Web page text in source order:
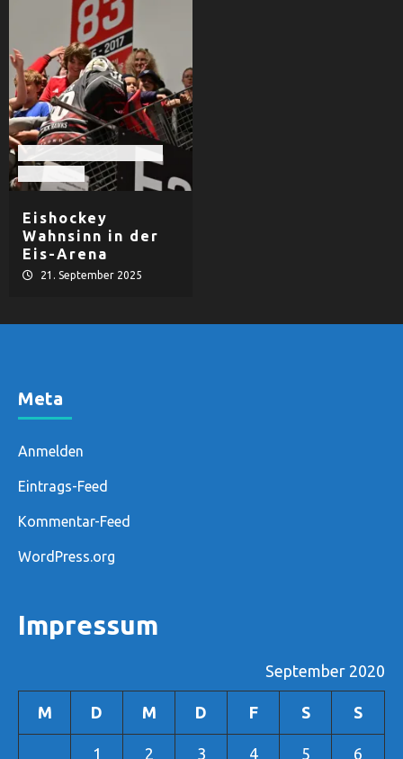
Eishockey
Wahnsinn in der
Eis-Arena
21. September 2025
Meta
Anmelden
Eintrags-Feed
Kommentar-Feed
WordPress.org
Impressum
September 2020
M D M D F S S
1 2 3 4 5 6